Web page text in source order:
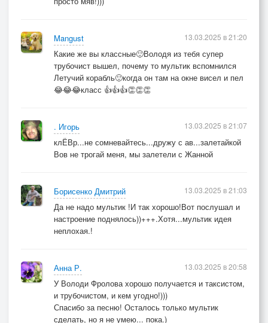
Mangust
Какие же вы классные🙂Володя из тебя супер
трубочист вышел, почему то мультик вспомнился
Летучий корабль🙂когда он там на окне висел и пел
😂😂😂класс 👍👍👍👏👏👏
13.03.2025 в 21:20
. Игорь
клЁВр...не сомневайтесь...дружу с ав...залетайкой
Вов не трогай меня, мы залетели с Жанной
13.03.2025 в 21:07
Борисенко Дмитрий
Да не надо мультик !И так хорошо!Вот послушал и
настроение поднялось))+++.Хотя...мультик идея
неплохая.!
13.03.2025 в 21:03
Анна Р.
У Володи Фролова хорошо получается и таксистом,
и трубочистом, и кем угодно!)))
Спасибо за песню! Осталось только мультик
сделать, но я не умею... пока.)
13.03.2025 в 20:58